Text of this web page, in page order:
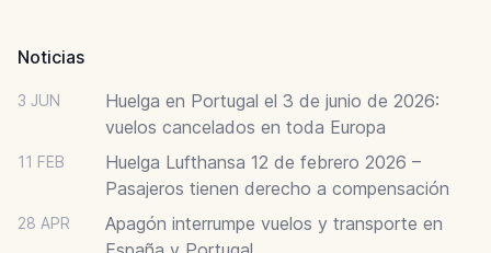
Noticias
3 JUN
Huelga en Portugal el 3 de junio de 2026:
vuelos cancelados en toda Europa
11 FEB
Huelga Lufthansa 12 de febrero 2026 –
Pasajeros tienen derecho a compensación
28 APR
Apagón interrumpe vuelos y transporte en